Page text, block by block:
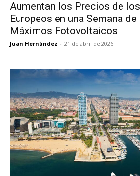
Aumentan los Precios de
Europeos en una Semana
Máximos Fotovoltaicos
Juan Hernández - 21 de abril de 2026